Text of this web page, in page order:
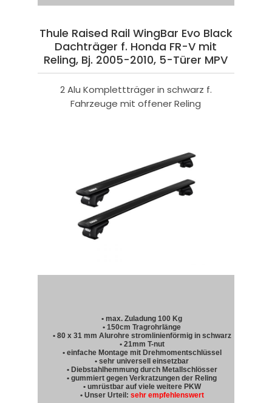
Thule Raised Rail WingBar Evo Black
Dachträger f. Honda FR-V mit
Reling, Bj. 2005-2010, 5-Türer MPV
2 Alu Komplettträger in schwarz f.
Fahrzeuge mit offener Reling
• max. Zuladung 100 Kg
• 150cm Tragrohrlänge
• 80 x 31 mm Alurohre stromlinienförmig in schwarz
• 21mm T-nut
• einfache Montage mit Drehmomentschlüssel
• sehr universell einsetzbar
• Diebstahlhemmung durch Metallschlösser
• gummiert gegen Verkratzungen der Reling
• umrüstbar auf viele weitere PKW
• Unser Urteil: sehr empfehlenswert